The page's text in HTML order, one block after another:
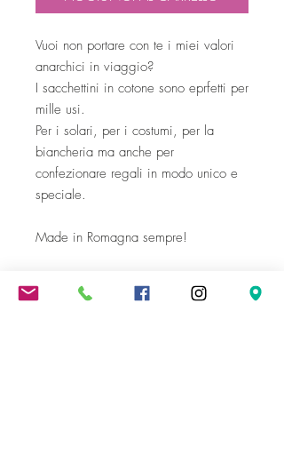
Vuoi non portare con te i miei valori
anarchici in viaggio?
I sacchettini in cotone sono eprfetti per
mille usi.
Per i solari, per i costumi, per la
biancheria ma anche per
confezionare regali in modo unico e
speciale.
Made in Romagna sempre!